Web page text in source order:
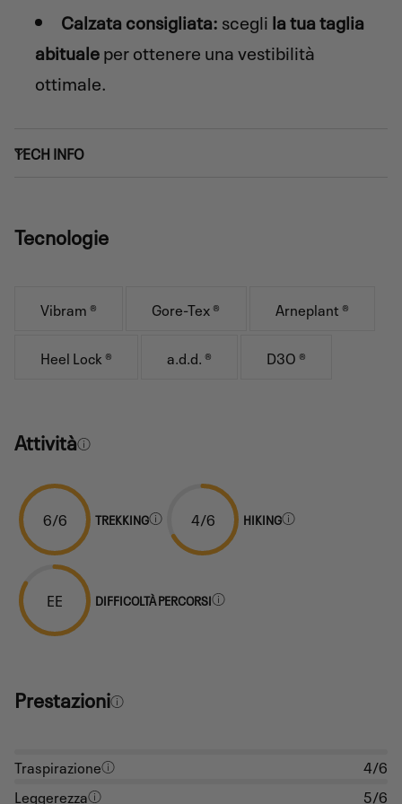
Calzata consigliata: scegli la tua taglia
abitualeper ottenere una vestibilità
ottimale.
TECH INFO
Tecnologie
Vibram ® Gore-Tex ® Arneplant ®
Heel Lock ® a.d.d. ® D3O ®
Attività
6/6 TREKKING 4/6 HIKING
EE DIFFICOLTÀ PERCORSI
Prestazioni
Traspirazione
4/6
Leggerezza
5/6